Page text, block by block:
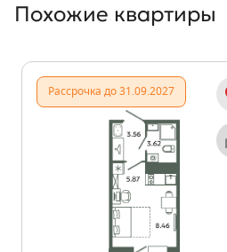
Похожие квартиры
Рассрочка до 31.09.2027
Объект месяца